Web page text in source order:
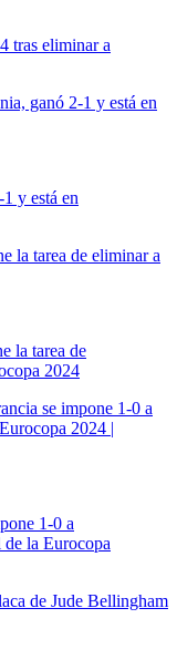
ganó 2-1 y está en
la tarea de eliminar a
se impone 1-0 a
2024 |
de Jude Bellingham